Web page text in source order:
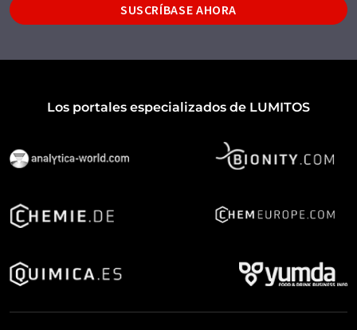
SUSCRÍBASE AHORA
Los portales especializados de LUMITOS